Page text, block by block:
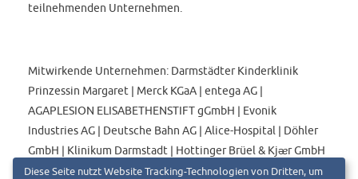
teilnehmenden Unternehmen.
Mitwirkende Unternehmen: Darmstädter Kinderklinik
Prinzessin Margaret | Merck KGaA | entega AG |
AGAPLESION ELISABETHENSTIFT gGmbH | Evonik
Industries AG | Deutsche Bahn AG | Alice-Hospital | Döhler
GmbH | Klinikum Darmstadt | Hottinger Brüel & Kjᴂr GmbH
| HEAG mobilo GmbH | Stadt- und Kreis-Sparkasse Darmstadt
Diese Seite nutzt Website Tracking-Technologien von Dritten, um